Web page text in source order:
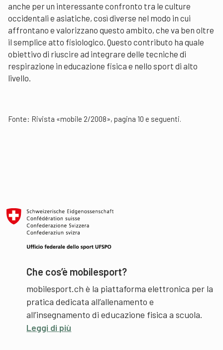
anche per un interessante confronto tra le culture
occidentali e asiatiche, così diverse nel modo in cui
affrontano e valorizzano questo ambito, che va ben oltre
il semplice atto fisiologico. Questo contributo ha quale
obiettivo di riuscire ad integrare delle tecniche di
respirazione in educazione fisica e nello sport di alto
livello.
Fonte: Rivista «mobile 2/2008», pagina 10 e seguenti.
Che cos’è mobilesport?
mobilesport.ch è la piattaforma elettronica per la
pratica dedicata all’allenamento e
all’insegnamento di educazione fisica a scuola.
Leggi di più